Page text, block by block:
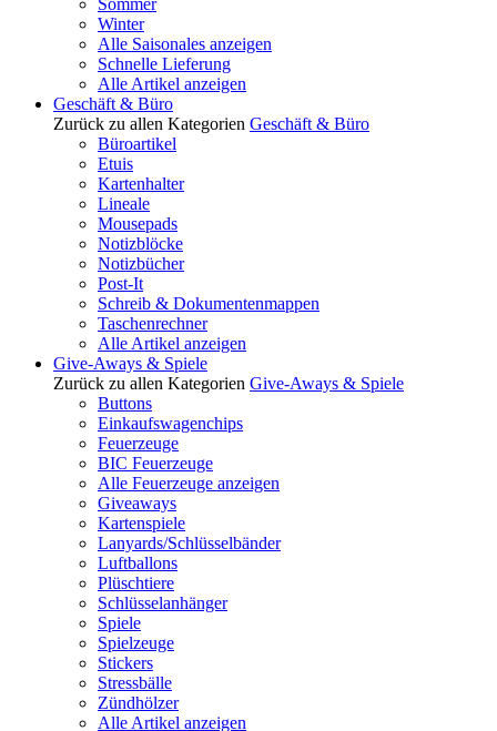
Sommer
Winter
Alle Saisonales anzeigen
Schnelle Lieferung
Alle Artikel anzeigen
Geschäft & Büro
Zurück zu allen Kategorien Geschäft & Büro
Büroartikel
Etuis
Kartenhalter
Lineale
Mousepads
Notizblöcke
Notizbücher
Post-It
Schreib & Dokumentenmappen
Taschenrechner
Alle Artikel anzeigen
Give-Aways & Spiele
Zurück zu allen Kategorien Give-Aways & Spiele
Buttons
Einkaufswagenchips
Feuerzeuge
BIC Feuerzeuge
Alle Feuerzeuge anzeigen
Giveaways
Kartenspiele
Lanyards/Schlüsselbänder
Luftballons
Plüschtiere
Schlüsselanhänger
Spiele
Spielzeuge
Stickers
Stressbälle
Zündhölzer
Alle Artikel anzeigen